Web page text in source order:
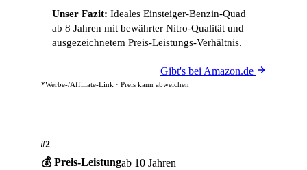
Unser Fazit: Ideales Einsteiger-Benzin-Quad
ab 8 Jahren mit bewährter Nitro-Qualität und
ausgezeichnetem Preis-Leistungs-Verhältnis.
Gibt's bei Amazon.de
*Werbe-/Affiliate-Link · Preis kann abweichen
#2
💰 Preis-Leistungab 10 Jahren